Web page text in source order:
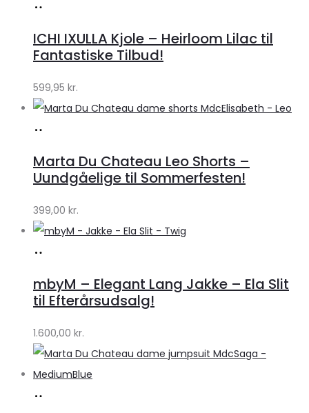
Klædeskabet.dk
ICHI IXULLA Kjole – Heirloom Lilac til
Fantastiske Tilbud!
599,95 kr.
Klædeskabet.dk
Marta Du Chateau Leo Shorts –
Uundgåelige til Sommerfesten!
399,00 kr.
Lykke
Lykke
mbyM – Elegant Lang Jakke – Ela Slit
til Efterårsudsalg!
1.600,00 kr.